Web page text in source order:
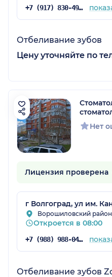
+7 (917) 830-49-48
Отбеливание зубов
Цену уточняйте по
Нет
Лицензия проверена
г Волгоград, ул им.
Ворошиловский район
Откроется в 08:00
+7 (988) 988-04-44
Отбеливание зубов